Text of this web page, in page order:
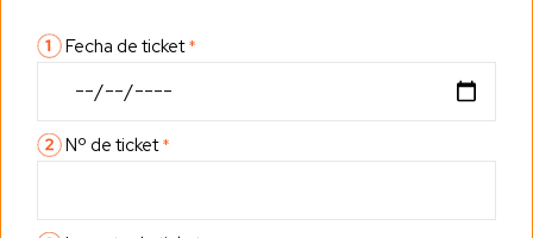
Fecha de ticket*
Nº de ticket*